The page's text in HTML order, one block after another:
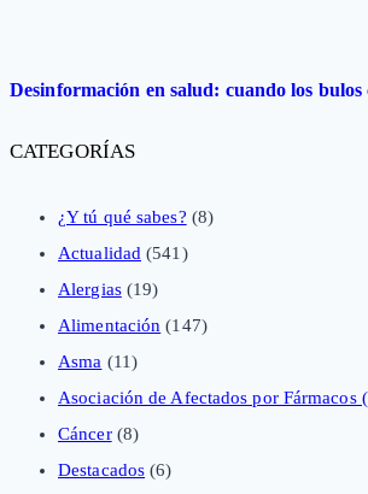
Desinformación en salud: cuando los
CATEGORÍAS
¿Y tú qué sabes? (8)
Actualidad (541)
Alergias(19)
Alimentación (147)
Asma (11)
Asociación de Afectados por Fármacos
Cáncer(8)
Destacados (6)